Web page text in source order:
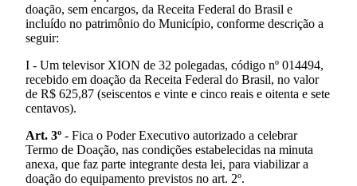
doação, sem encargos, da Receita Federal do Brasil e
incluído no patrimônio do Município, conforme descrição a
seguir:
I - Um televisor XION de 32 polegadas, código nº 014494,
recebido em doação da Receita Federal do Brasil, no valor
de R$ 625,87 (seiscentos e vinte e cinco reais e oitenta e sete
centavos).
Art. 3º - Fica o Poder Executivo autorizado a celebrar
Termo de Doação, nas condições estabelecidas na minuta
anexa, que faz parte integrante desta lei, para viabilizar a
doação do equipamento previstos no art. 2º.